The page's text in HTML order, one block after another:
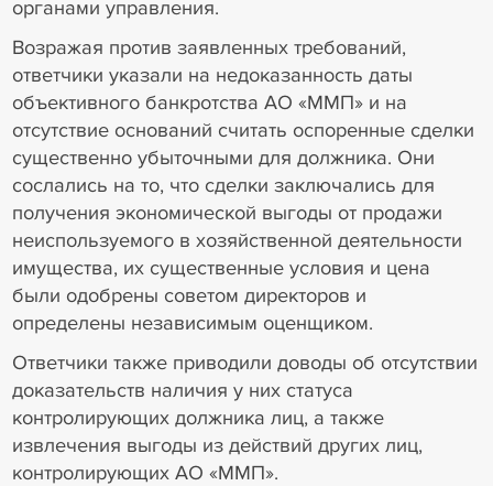
органами управления.
Возражая против заявленных требований,
ответчики указали на недоказанность даты
объективного банкротства АО «ММП» и на
отсутствие оснований считать оспоренные сделки
существенно убыточными для должника. Они
сослались на то, что сделки заключались для
получения экономической выгоды от продажи
неиспользуемого в хозяйственной деятельности
имущества, их существенные условия и цена
были одобрены советом директоров и
определены независимым оценщиком.
Ответчики также приводили доводы об отсутствии
доказательств наличия у них статуса
контролирующих должника лиц, а также
извлечения выгоды из действий других лиц,
контролирующих АО «ММП».